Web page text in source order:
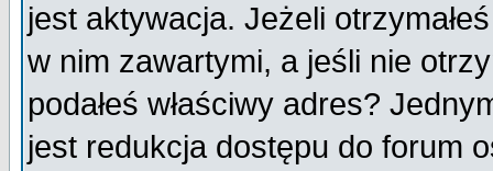
jest aktywacja. Jeżeli
w nim zawartymi, a jeśli nie
podałeś właściwy adres?
jest redukcja dostępu do forum